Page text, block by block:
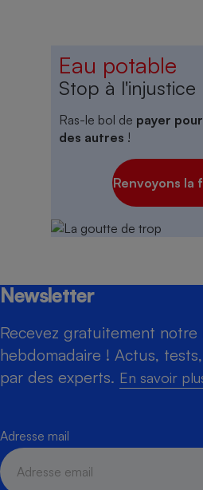
Eau potable
Stop à l'injustice
Ras-le bol de payer
des autres !
Renvoyons la
Newsletter
Recevez gratuitement
hebdomadaire ! Actus,
par des experts. En savoir
Adresse mail